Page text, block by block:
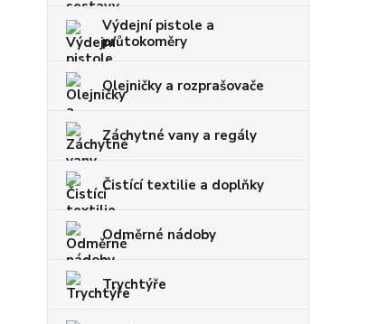
Výdejní pistole a
průtokoměry
Olejničky a rozprašovače
Záchytné vany a regály
Čistící textilie a doplňky
Odměrné nádoby
Trychtýře